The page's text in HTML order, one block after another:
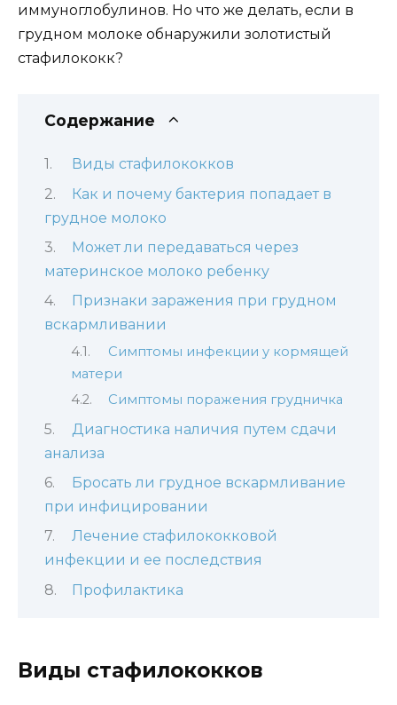
иммуноглобулинов. Но что же делать, если в
грудном молоке обнаружили золотистый
стафилококк?
Содержание
Виды стафилококков
Как и почему бактерия попадает в
грудное молоко
Может ли передаваться через
материнское молоко ребенку
Признаки заражения при грудном
вскармливании
Симптомы инфекции у кормящей
матери
Симптомы поражения грудничка
Диагностика наличия путем сдачи
анализа
Бросать ли грудное вскармливание
при инфицировании
Лечение стафилококковой
инфекции и ее последствия
Профилактика
Виды стафилококков